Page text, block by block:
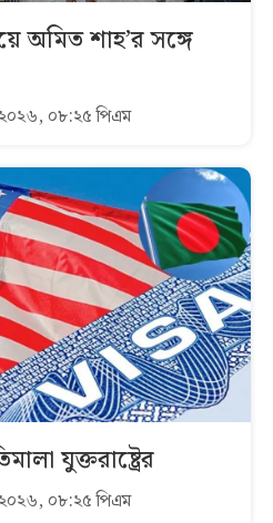
অমিত শাহ’র সঙ্গে
০৮:২৫ পিএম
যুক্তরাষ্ট্রের
০৮:২৫ পিএম